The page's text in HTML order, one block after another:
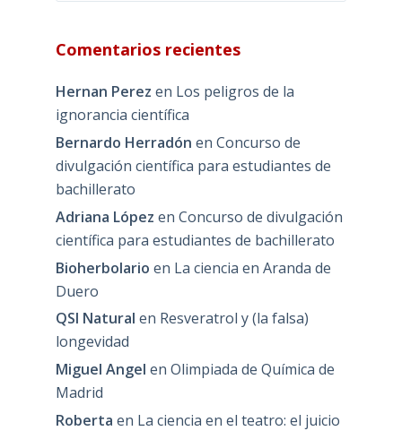
Comentarios recientes
Hernan Perez en Los peligros de la
ignorancia científica
Bernardo Herradón en Concurso de
divulgación científica para estudiantes de
bachillerato
Adriana López en Concurso de divulgación
científica para estudiantes de bachillerato
Bioherbolario en La ciencia en Aranda de
Duero
QSI Natural en Resveratrol y (la falsa)
longevidad
Miguel Angel en Olimpiada de Química de
Madrid
Roberta en La ciencia en el teatro: el juicio